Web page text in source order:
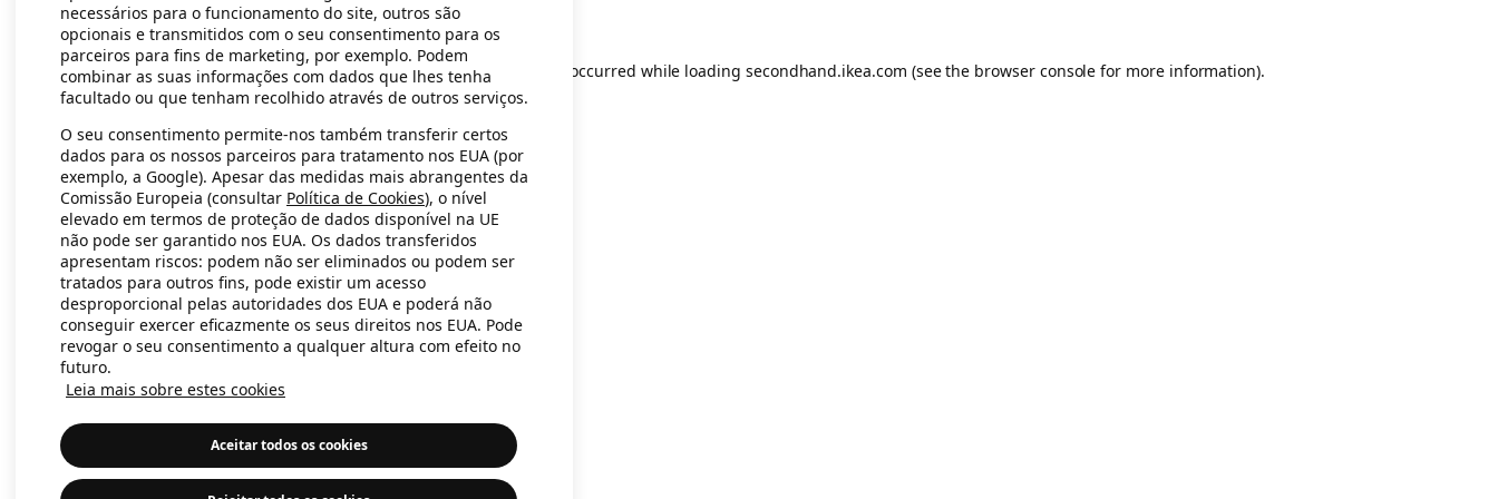
Application error: a client-side exception has occurred while loading secondhand.ikea.com (see the browser console for more information).
necessários para o funcionamento do site, outros são
opcionais e transmitidos com o seu consentimento para os
parceiros para fins de marketing, por exemplo. Podem
combinar as suas informações com dados que lhes tenha
facultado ou que tenham recolhido através de outros serviços.
O seu consentimento permite-nos também transferir certos
dados para os nossos parceiros para tratamento nos EUA (por
exemplo, a Google). Apesar das medidas mais abrangentes da
Comissão Europeia (consultar Política de Cookies), o nível
elevado em termos de proteção de dados disponível na UE
não pode ser garantido nos EUA. Os dados transferidos
apresentam riscos: podem não ser eliminados ou podem ser
tratados para outros fins, pode existir um acesso
desproporcional pelas autoridades dos EUA e poderá não
conseguir exercer eficazmente os seus direitos nos EUA. Pode
revogar o seu consentimento a qualquer altura com efeito no
futuro.
Leia mais sobre estes cookies
Aceitar todos os cookies